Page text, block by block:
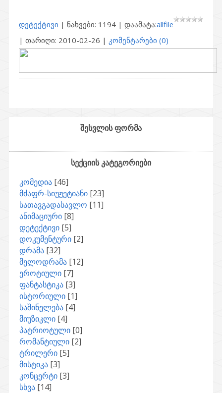
დეტექტივი | ნახვები: 1194 | დაამატა:allfile
| თარიღი: 2010-02-26 | კომენტარები (0)
შესვლის ფორმა
სექციის კატეგორიები
კომედია [46]
მძაფრ-სიუჟეტიანი [23]
სათავგადასავლო [11]
ანიმაციური [8]
დეტექტივი [5]
დოკუმენტური [2]
დრამა [32]
მელოდრამა [12]
ეროტიული [7]
ფანტასტიკა [3]
ისტორიული [1]
საშინელება [4]
მიუზიკლი [4]
პატრიოტული [0]
რომანტიული [2]
ტრილერი [5]
მისტიკა [3]
კონცერტი [3]
სხვა [14]